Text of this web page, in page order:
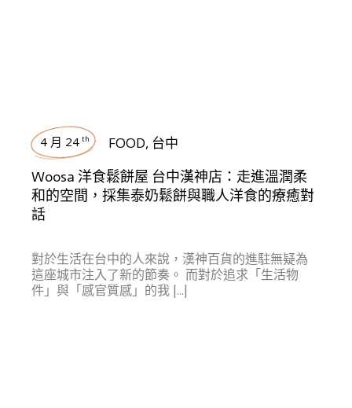
4 月 24 th FOOD, 台中
Woosa 洋食鬆餅屋 台中漢神店：走進溫潤柔
和的空間，採集泰奶鬆餅與職人洋食的療癒對
話
對於生活在台中的人來說，漢神百貨的進駐無疑為
這座城市注入了新的節奏。 而對於追求「生活物
件」與「感官質感」的我 […]